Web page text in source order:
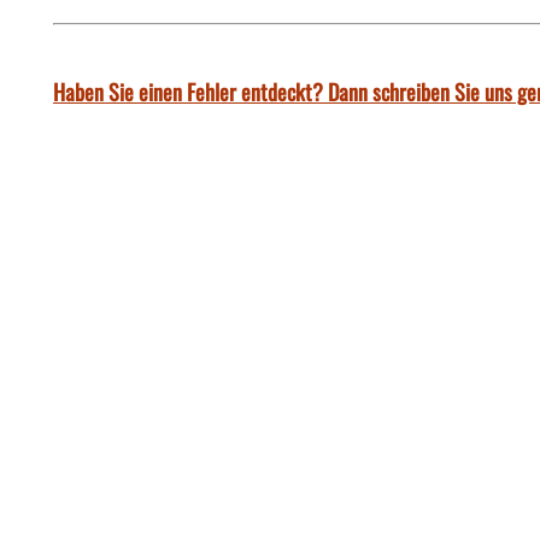
Haben Sie einen Fehler entdeckt? Dann schreiben Sie uns